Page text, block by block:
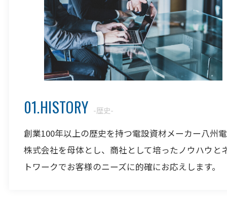
01.HISTORY -歴史-
創業100年以上の歴史を持つ電設資材メーカー八州
株式会社を母体とし、商社として培ったノウハウと
トワークでお客様のニーズに的確にお応えします。